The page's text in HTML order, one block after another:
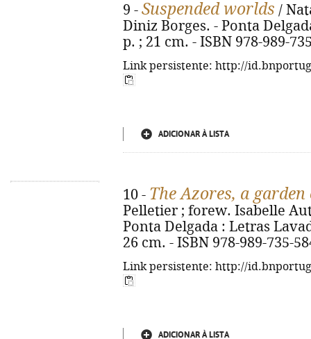
9 - Suspended worlds /
Diniz Borges. - Ponta
p. ; 21 cm. - ISBN 978-989-
Link persistente: http://
ADICIONAR À LISTA
10 - The Azores, a
Pelletier ; forew. Isabelle
Ponta Delgada : Letras
26 cm. - ISBN 978-989-735-
Link persistente: http://
ADICIONAR À LISTA